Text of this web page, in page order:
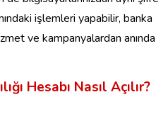
işlemleri yapabilir, banka
ve kampanyalardan anında
Hesabı Nasıl Açılır?